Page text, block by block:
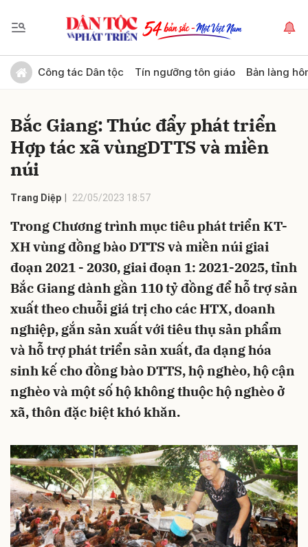
Công tác Dân tộc Tín ngưỡng tôn giáo Bản làng
Bắc Giang: Thúc đẩy phát triển
Hợp tác xã vùngDTTS và miền
núi
Trang Diệp 22/05/2023 18:57
Trong Chương trình mục tiêu phát triển KT-
XH vùng đồng bào DTTS và miền núi giai
đoạn 2021 - 2030, giai đoạn 1: 2021-2025, tỉnh
Bắc Giang dành gần 110 tỷ đồng để hỗ trợ sản
xuất theo chuỗi giá trị cho các HTX, doanh
nghiệp, gắn sản xuất với tiêu thụ sản phẩm
và hỗ trợ phát triển sản xuất, đa dạng hóa
sinh kế cho đồng bào DTTS, hộ nghèo, hộ cận
nghèo và một số hộ không thuộc hộ nghèo ở
xã, thôn đặc biệt khó khăn.
Gửi bình luận